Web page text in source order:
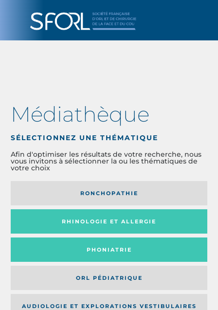
Médiathèque
SÉLECTIONNEZ UNE THÉMATIQUE
Afin d'optimiser les résultats de votre recherche, nous
vous invitons à sélectionner la ou les thématiques de
votre choix
RONCHOPATHIE
RHINOLOGIE ET ALLERGIE
PHONIATRIE
ORL PÉDIATRIQUE
AUDIOLOGIE ET EXPLORATIONS VESTIBULAIRES